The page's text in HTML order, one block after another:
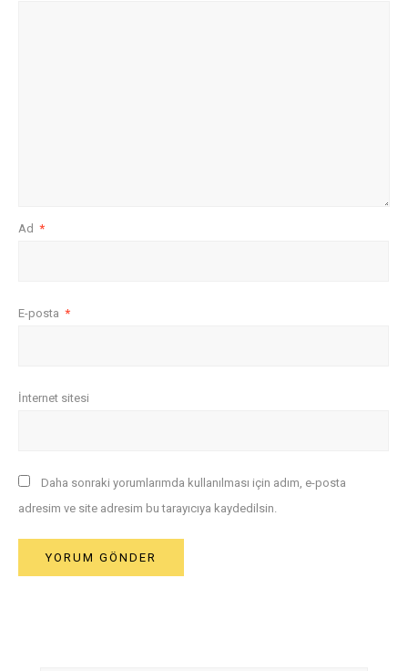
Ad *
E-posta *
İnternet sitesi
Daha sonraki yorumlarımda kullanılması için adım, e-posta
adresim ve site adresim bu tarayıcıya kaydedilsin.